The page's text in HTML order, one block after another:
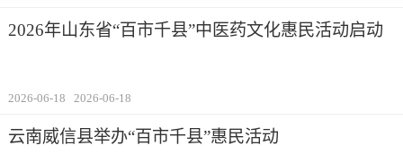
2026年山东省“百市千县”中医药文化惠民活动启动
2026-06-18 2026-06-18
云南威信县举办“百市千县”惠民活动